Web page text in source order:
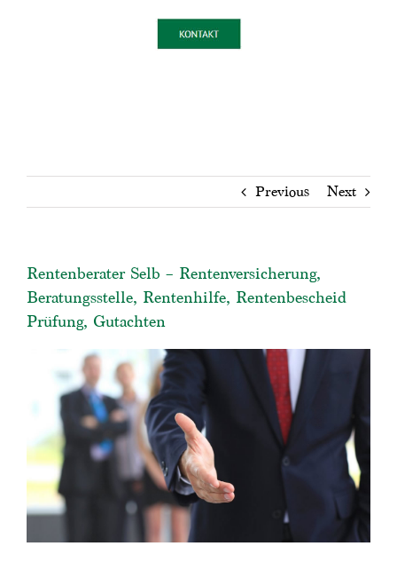
Previous Next
Rentenberater Selb – Rentenversicherung,
Beratungsstelle, Rentenhilfe, Rentenbescheid
Prüfung, Gutachten